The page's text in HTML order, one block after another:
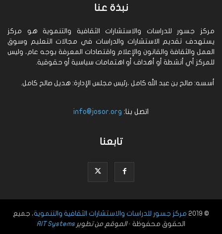
نبذة عنا
مركز جسور للدراسات والاستشارات الثقافية والتنموية هو مركز
يستهدف تقديم الاستشارات والدراسات في مجالات التعليم وسوق
العمل والثقافة والقانون والإعلام واقتصادات المعرفة بوجه عام، وليس
للمركز أي أنشطة أو أهداف أو اهتمامات سياسية أو حقوقية.
أسسه: صالح بن عبد الله كامل ،رئيس مجلس الإدارة: هديل صالح كامل.
اتصل بنا: info@josor.org
تابعنا
© 2019 مركز جسور للدراسات والاستشارات الثقافية والتنموية، جميع
الحقوق محفوظة ·الموقع من تطوير AIT Systems